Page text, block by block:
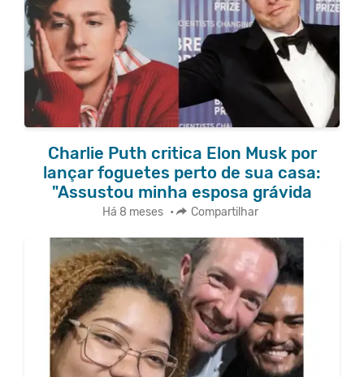
Charlie Puth critica Elon Musk por
lançar foguetes perto de sua casa:
"Assustou minha esposa grávida
Há 8 meses • Compartilhar